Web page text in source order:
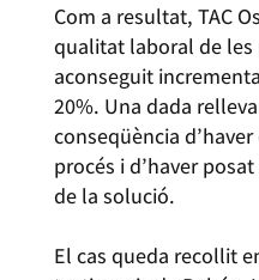
Com a resultat, TAC
qualitat laboral de les
aconseguit
20%. Una dada
conseqüència
procés i d’haver
de la solució.
El cas queda recollit